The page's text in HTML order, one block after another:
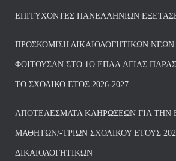
ΕΠΙΤΥΧΌΝΤΕΣ ΠΑΝΕΛΛΗΝΊΩΝ
ΠΡΟΣΚΌΜΙΣΗ ΔΙΚΑΙΟΛΟΓΗΤΙΚΏΝ
ΦΟΙΤΟΎΣΑΝ ΣΤΟ 1Ο ΕΠΑΛ ΑΓΙΑΣ
ΤΟ ΣΧΟΛΙΚΌ ΈΤΟΣ 2026-2027
ΑΠΟΤΕΛΈΣΜΑΤΑ ΚΛΗΡΏΣΕΩΝ ΓΙΑ ΤΗΝ
ΜΑΘΗΤΏΝ/-ΤΡΙΏΝ ΣΧΟΛΙΚΟΎ ΈΤΟΥΣ
ΔΙΚΑΙΟΛΟΓΗΤΙΚΏΝ